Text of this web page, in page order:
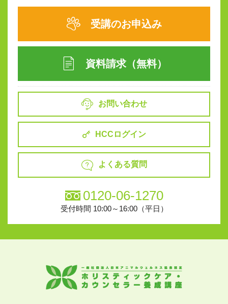
受講のお申込み
資料請求（無料）
お問い合わせ
HCCログイン
よくある質問
0120-06-1270
受付時間 10:00～16:00（平日）